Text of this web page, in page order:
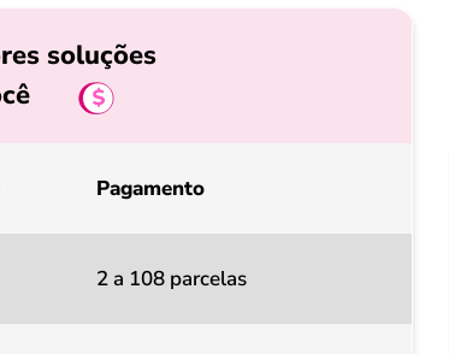
soluções
Pagamento
2 a 108 parcelas